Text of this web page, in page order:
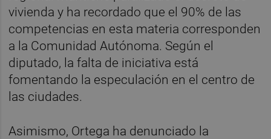
vivienda y ha recordado que el 90% de las
competencias en esta materia corresponden
a la Comunidad Autónoma. Según el
diputado, la falta de iniciativa está
fomentando la especulación en el centro de
las ciudades.
Asimismo, Ortega ha denunciado la